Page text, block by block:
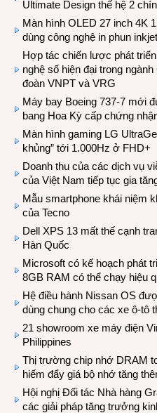
Ultimate Design thế hệ 2
Màn hình OLED 27 inch 4K
dùng công nghệ in phun
Hợp tác chiến lược phát
nghệ số hiện đại trong
đoàn VNPT và VRG
Máy bay Boeing 737-7 mới
bang Hoa Kỳ cấp chứng
Màn hình gaming LG
khủng” tới 1.000Hz ở FHD+
Doanh thu của các dịch vụ
của Việt Nam tiếp tục gia
Mẫu smartphone khái niệm
của Tecno
Dell XPS 13 mất thế cạnh
Hàn Quốc
Microsoft có kế hoạch phát
8GB RAM có thể chạy hiệu
Hệ điều hành Nissan OS
dùng chung cho các xe ô-tô
21 showroom xe máy điện
Philippines
Thị trường chip nhớ DRAM
hiếm đẩy giá bộ nhớ tăng
Hội nghị Đối tác Nhà hàng
các giải pháp tăng trưởng